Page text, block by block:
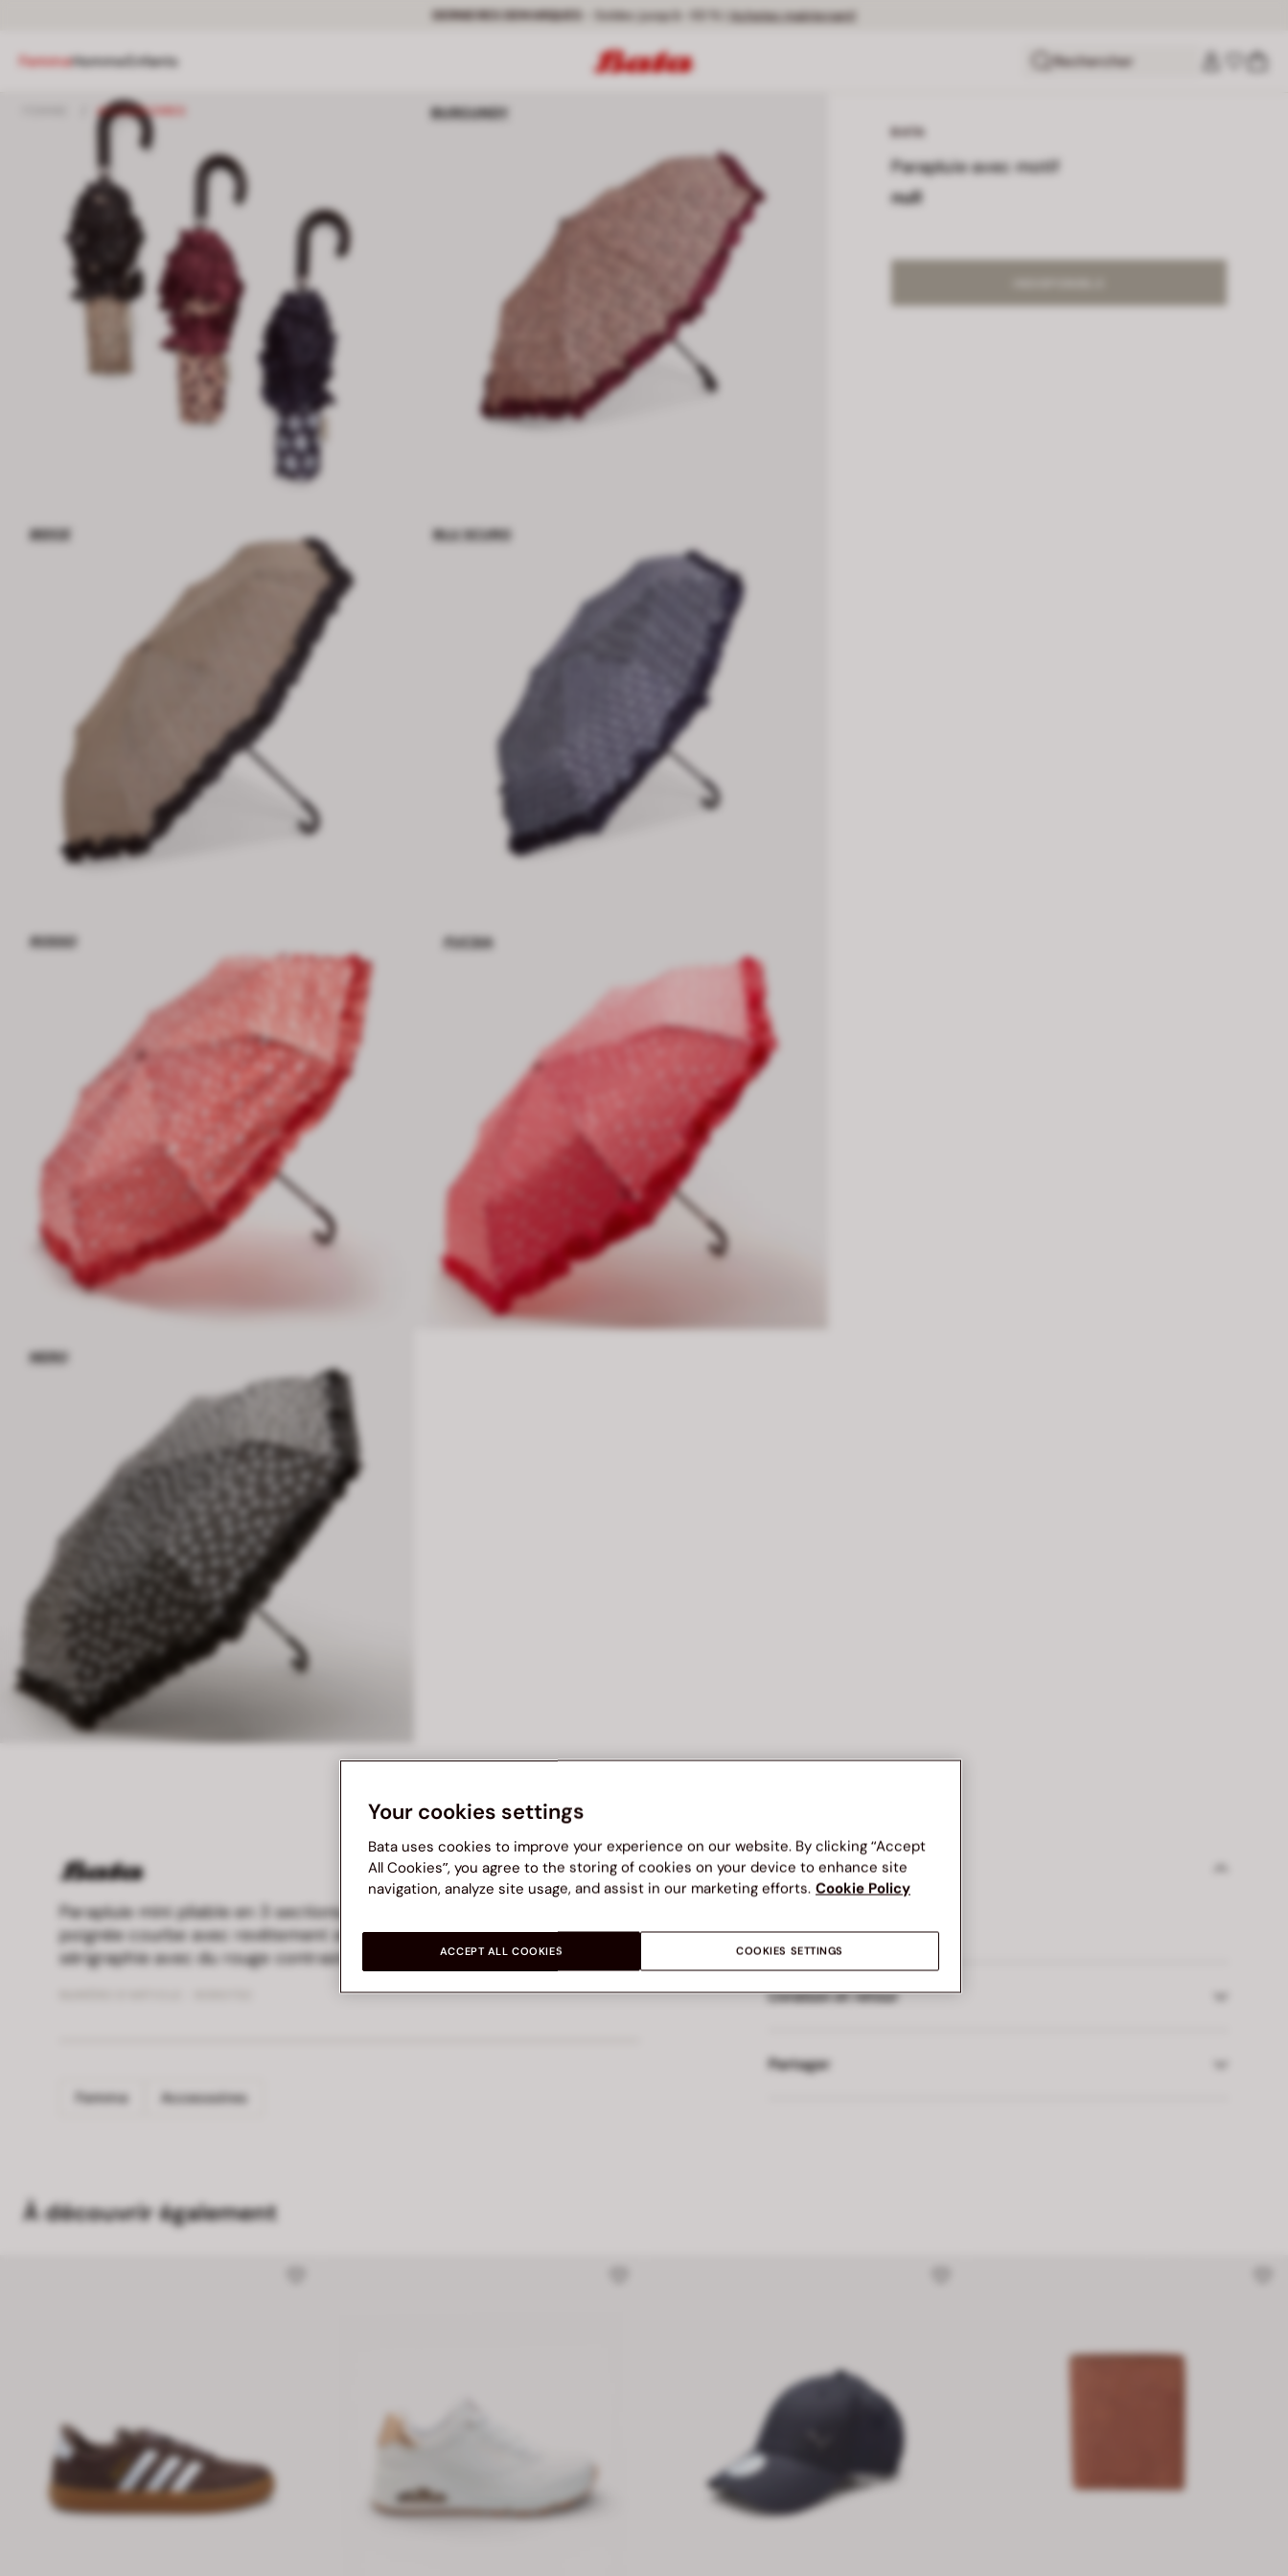
FemmeHommeEnfants Rechercher
ACCESSOIRES
BATA
Parapluie avec motif
null
Parapluie mini pliable en 3 sections, avec étui. Fût de couleur noire,
poignée courbe avec revêtement en cuir synthétique. Impressions en
sérigraphie avec du rouge contrastant.
Femme Accessoires
Composition/Matériaux
Livraison et retour
Partager
À découvrir également
Your cookies settings
Bata uses cookies to improve your experience on our website. By clicking “Accept
All Cookies”, you agree to the storing of cookies on your device to enhance site
navigation, analyze site usage, and assist in our marketing efforts. Cookie Policy
COOKIES SETTINGS
ACCEPT ALL COOKIES